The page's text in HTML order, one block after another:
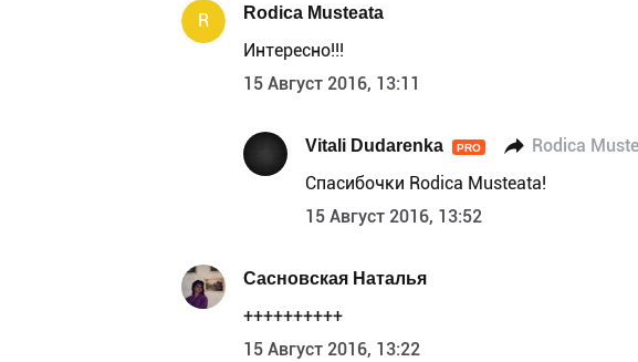
R Rodica Musteata
Интересно!!!
15 Август 2016, 13:11
Vitali Dudarenka PRO Rodica
Спасибочки Rodica Musteata!
15 Август 2016, 13:52
Сасновская Наталья
++++++++++
15 Август 2016, 13:22